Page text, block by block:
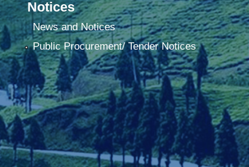
Notices
News and Notices
Public Procurement/ Tender Notices